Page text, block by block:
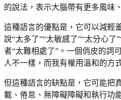
的說法，表示大腦帶有更多風味
這種語言的優點是，它可以減輕
說“太多了”“太敏感了”“太分心了
者“太難相處了”。一個俏皮的詞
人不一樣，而我有權用溫和的方
但這種語言的缺點是，它可能把
載、倦怠、無障礙障礙和執行功